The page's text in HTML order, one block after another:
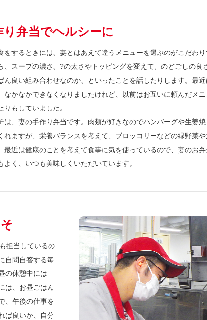
り弁当でヘルシーに
をするときには、妻とはあえて違うメニューを選ぶのがこだわり
、スープの濃さ、?の太さやトッピングを変えて、のどごしの良
ん良い組み合わせなのか、といったことを話したりします。最
なかなかできなくなりましたけれど、以前はお互いに頼んだメ
りもしていました。
は、妻の手作り弁当です。肉類が好きなのでハンバーグや生姜
れますが、栄養バランスを考えて、ブロッコリーなどの緑野菜
最近は健康のことを考えて食事に気を使っているので、妻のお
よく、いつも美味しくいただいています。
担当しているの
自問自答する毎
の休憩中には
は、お昼ごはん
、午後の仕事を
ば良いか、自分